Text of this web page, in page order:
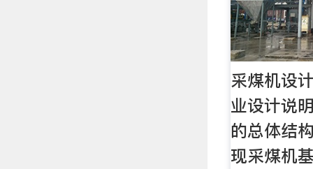
采煤机设
业设计说
的总体结
现采煤机